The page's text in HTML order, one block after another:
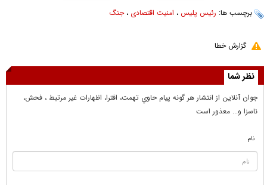
برچسب ها: رئیس پلیس ، امنیت اقتصادی ،جنگ
گزارش خطا
نظر شما
جوان آنلاين از انتشار هر گونه پيام حاوي تهمت، افترا، اظهارات غير مرتبط ، فحش،
ناسزا و... معذور است
نام